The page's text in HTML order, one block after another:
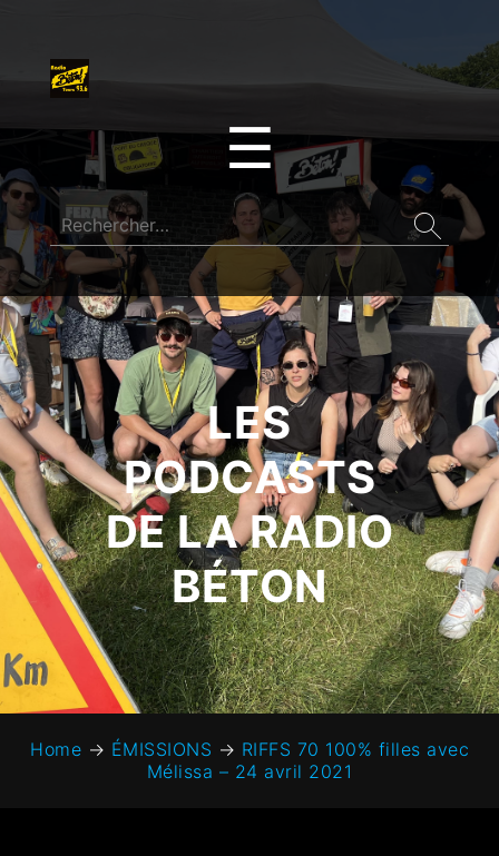
☰
LES
PODCASTS
DE LA RADIO
BÉTON
Home → ÉMISSIONS → RIFFS 70 100% filles avec
Mélissa – 24 avril 2021